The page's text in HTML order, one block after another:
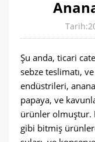
Şu anda, ticari
sebze teslimatı,
endüstrileri,
papaya, ve
ürünler olmuştur.
gibi bitmiş